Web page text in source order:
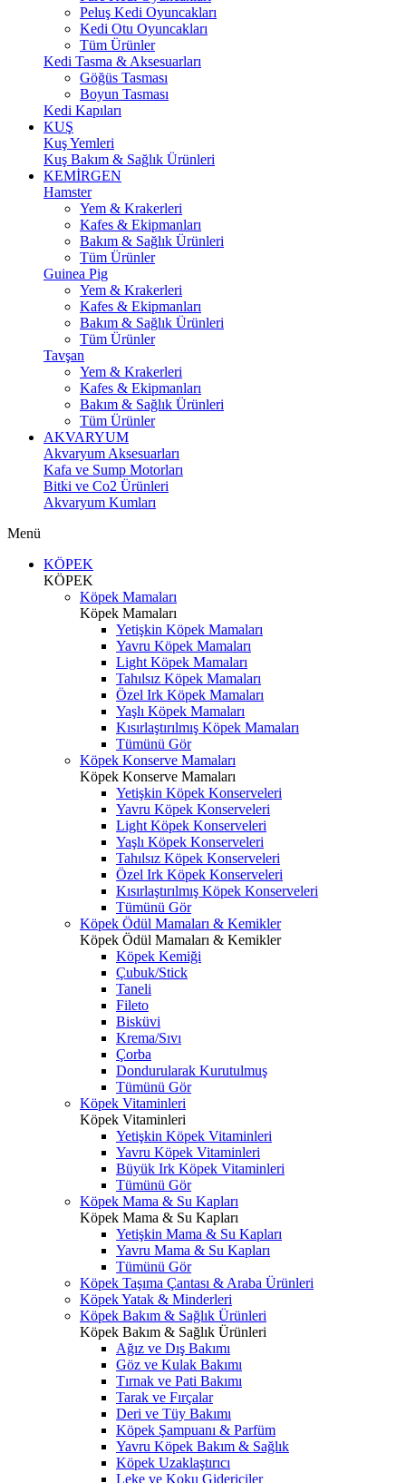
Peluş Kedi Oyuncakları
Kedi Otu Oyuncakları
Tüm Ürünler
Kedi Tasma & Aksesuarları
Göğüs Tasması
Boyun Tasması
Kedi Kapıları
KUŞ
Kuş Yemleri
Kuş Bakım & Sağlık Ürünleri
KEMİRGEN
Hamster
Yem & Krakerleri
Kafes & Ekipmanları
Bakım & Sağlık Ürünleri
Tüm Ürünler
Guinea Pig
Yem & Krakerleri
Kafes & Ekipmanları
Bakım & Sağlık Ürünleri
Tüm Ürünler
Tavşan
Yem & Krakerleri
Kafes & Ekipmanları
Bakım & Sağlık Ürünleri
Tüm Ürünler
AKVARYUM
Akvaryum Aksesuarları
Kafa ve Sump Motorları
Bitki ve Co2 Ürünleri
Akvaryum Kumları
Menü
KÖPEK
KÖPEK
Köpek Mamaları
Köpek Mamaları
Yetişkin Köpek Mamaları
Yavru Köpek Mamaları
Light Köpek Mamaları
Tahılsız Köpek Mamaları
Özel Irk Köpek Mamaları
Yaşlı Köpek Mamaları
Kısırlaştırılmış Köpek Mamaları
Tümünü Gör
Köpek Konserve Mamaları
Köpek Konserve Mamaları
Yetişkin Köpek Konserveleri
Yavru Köpek Konserveleri
Light Köpek Konserveleri
Yaşlı Köpek Konserveleri
Tahılsız Köpek Konserveleri
Özel Irk Köpek Konserveleri
Kısırlaştırılmış Köpek Konserveleri
Tümünü Gör
Köpek Ödül Mamaları & Kemikler
Köpek Ödül Mamaları & Kemikler
Köpek Kemiği
Çubuk/Stick
Taneli
Fileto
Bisküvi
Krema/Sıvı
Çorba
Dondurularak Kurutulmuş
Tümünü Gör
Köpek Vitaminleri
Köpek Vitaminleri
Yetişkin Köpek Vitaminleri
Yavru Köpek Vitaminleri
Büyük Irk Köpek Vitaminleri
Tümünü Gör
Köpek Mama & Su Kapları
Köpek Mama & Su Kapları
Yetişkin Mama & Su Kapları
Yavru Mama & Su Kapları
Tümünü Gör
Köpek Taşıma Çantası & Araba Ürünleri
Köpek Yatak & Minderleri
Köpek Bakım & Sağlık Ürünleri
Köpek Bakım & Sağlık Ürünleri
Ağız ve Dış Bakımı
Göz ve Kulak Bakımı
Tırnak ve Pati Bakımı
Tarak ve Fırçalar
Deri ve Tüy Bakımı
Köpek Şampuanı & Parfüm
Yavru Köpek Bakım & Sağlık
Köpek Uzaklaştırıcı
Leke ve Koku Gidericiler